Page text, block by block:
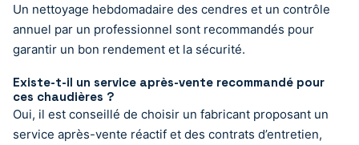
Un nettoyage hebdomadaire des cendres et un contrôle
annuel par un professionnel sont recommandés pour
garantir un bon rendement et la sécurité.
Existe-t-il un service après-vente recommandé pour
ces chaudières ?
Oui, il est conseillé de choisir un fabricant proposant un
service après-vente réactif et des contrats d’entretien,